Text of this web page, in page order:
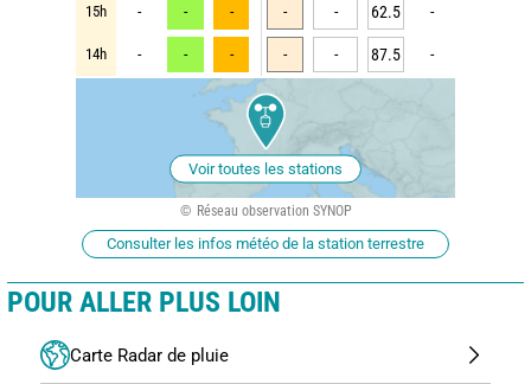
15h - - - - - 62.5 -
14h - - - - - 87.5 -
Voir toutes les stations
Réseau observation SYNOP
Consulter les infos météo de la station terrestre
POUR ALLER PLUS LOIN
Carte Radar de pluie